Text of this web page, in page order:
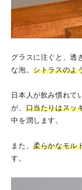
グラスに注ぐと、透
な泡。シトラスのよ
日本人が飲み慣れて
が、 口当たりはスッ
中を潤します。
また、柔らかなモル
す。